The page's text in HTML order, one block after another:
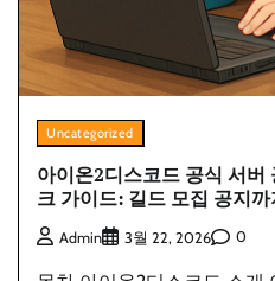
Uncategorized
아이온2디스코드 공식 서버
크 가이드: 길드 모집 공지
Admin 3월 22, 2026 0